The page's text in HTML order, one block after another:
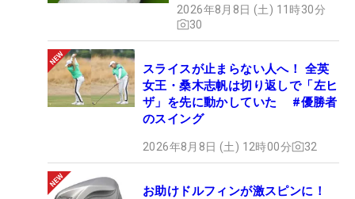
ュー
2026年8月8日 (土) 11時30分
30
スライスが止まらない人へ！ 全英
女王・桑木志帆は切り返しで「左ヒ
ザ」を先に動かしていた #優勝者
のスイング
2026年8月8日 (土) 12時00分 32
お助けドルフィンが激スピンに！